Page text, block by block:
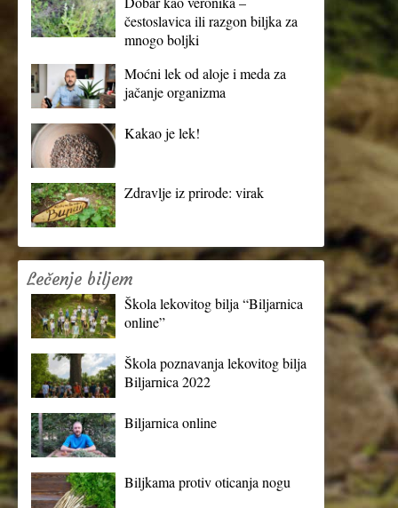
čestoslavica ili razgon biljka za
mnogo boljki
Moćni lek od aloje i meda za
jačanje organizma
Kakao je lek!
Zdravlje iz prirode: virak
Lečenje biljem
Škola lekovitog bilja “Biljarnica
online”
Škola poznavanja lekovitog bilja
Biljarnica 2022
Biljarnica online
Biljkama protiv oticanja nogu